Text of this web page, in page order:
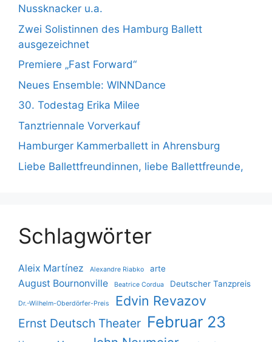
Nussknacker u.a.
Zwei Solistinnen des Hamburg Ballett
ausgezeichnet
Premiere „Fast Forward“
Neues Ensemble: WINNDance
30. Todestag Erika Milee
Tanztriennale Vorverkauf
Hamburger Kammerballett in Ahrensburg
Liebe Ballettfreundinnen, liebe Ballettfreunde,
Schlagwörter
Aleix Martínez Alexandre Riabko arte
August Bournonville Beatrice Cordua Deutscher Tanzpreis
Dr.-Wilhelm-Oberdörfer-Preis Edvin Revazov
Ernst Deutsch Theater Februar 23